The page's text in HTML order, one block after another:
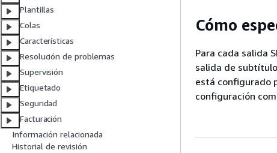
Plantillas
Colas
Características
Resolución de problemas
Supervisión
Etiquetado
Seguridad
Facturación
Información relacionada
Historial de revisión
Cómo
Para cada salida
salida de
está configurado
configuración